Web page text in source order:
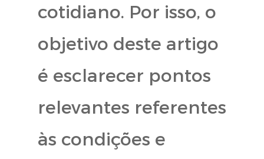
cotidiano. Por isso, o
objetivo deste artigo
é esclarecer pontos
relevantes referentes
às condições e